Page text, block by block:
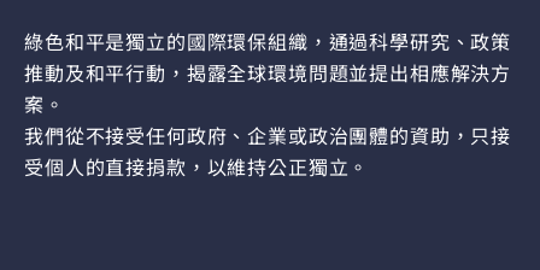
綠色和平是獨立的國際環保組織，通過科學研究、政策
推動及和平行動，揭露全球環境問題並提出相應解決方
案。
我們從不接受任何政府、企業或政治團體的資助，只接
受個人的直接捐款，以維持公正獨立。